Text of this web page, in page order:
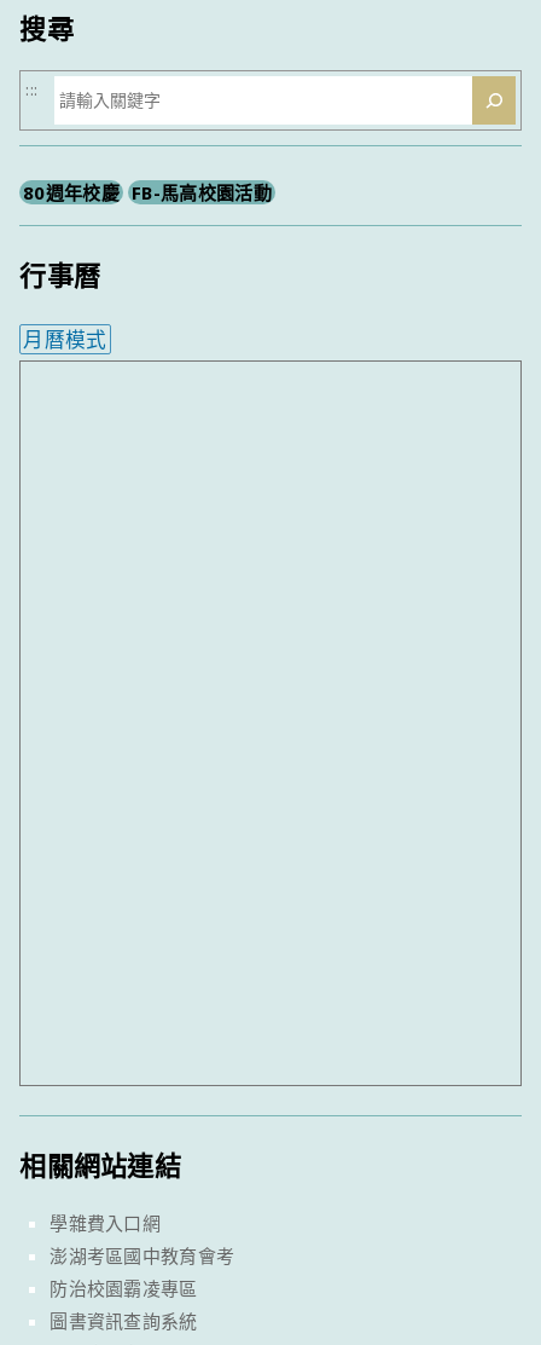
搜尋
搜
尋
:::
80週年校慶 FB-馬高校園活動
行事曆
月曆模式
相關網站連結
學雜費入口網
澎湖考區國中教育會考
防治校園霸凌專區
圖書資訊查詢系統